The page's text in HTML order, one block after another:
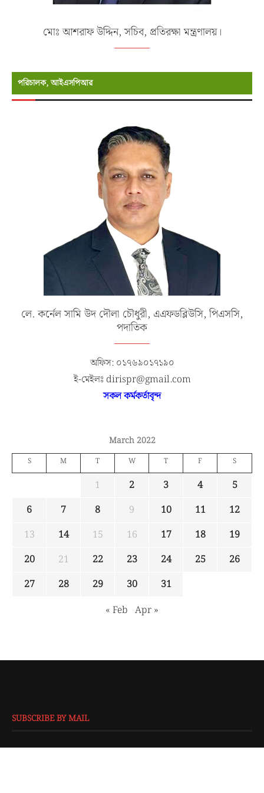
মোঃ আশরাফ উদ্দিন, সচিব, প্রতিরক্ষা মন্ত্রণালয়।
পরিচালক, আইএসপিআর
লে. কর্নেল সামি উদ দৌলা চৌধুরী, এএফডব্লিউসি, পিএসসি,
পদাতিক
অফিস: ০১৭৬৯০১৭১৯০
ই-মেইলঃ dirispr@gmail.com
সকল কর্মকর্তাবৃন্দ
March 2022
S M T W T F S
1 2 3 4
5
6
7 8 9 10 11
12
13
14 15 16 17 18
19
20
21 22 23 24 25
26
27
28 29 30
31
« Feb Apr »
SUBSCRIBE BY MAIL